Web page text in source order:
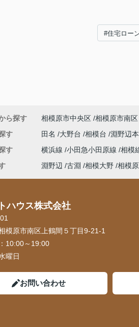
#住宅ロー
ら探す 相模原市中央区 相模原市南区
す
田名 大野台 相模台 淵野辺
す
横浜線 小田急小田原線 相模
淵野辺 古淵 相模大野 相模原
ハウス株式会社
模原市南区上鶴間５丁目9-21-1
10:00～19:00
曜日
お問い合わせ